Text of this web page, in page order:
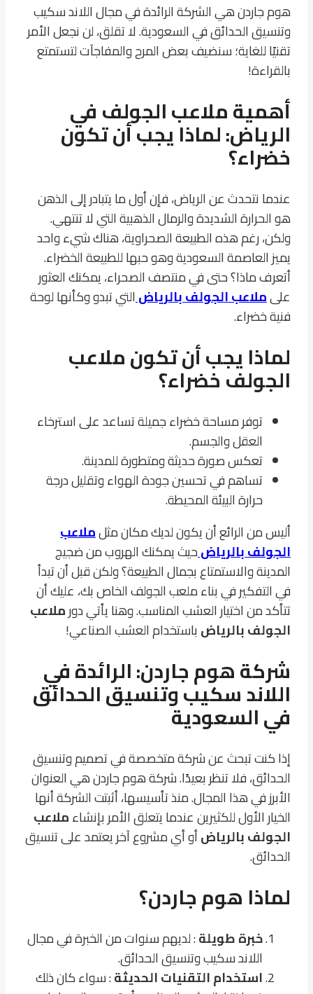
هوم جاردن هي الشركة الرائدة في مجال اللاند سكيب
وتنسيق الحدائق في السعودية. لا تقلق، لن نجعل الأمر
تقنيًا للغاية؛ سنضيف بعض المرح والمفاجآت لتستمتع
بالقراءة!
أهمية ملاعب الجولف في
الرياض: لماذا يجب أن تكون
خضراء؟
عندما نتحدث عن الرياض، فإن أول ما يتبادر إلى الذهن
هو الحرارة الشديدة والرمال الذهبية التي لا تنتهي.
ولكن، رغم هذه الطبيعة الصحراوية، هناك شيء واحد
يميز العاصمة السعودية وهو حبها للطبيعة الخضراء.
أتعرف ماذا؟ حتى في منتصف الصحراء، يمكنك العثور
علىملاعب الجولف بالرياضالتي تبدو وكأنها لوحة
فنية خضراء.
لماذا يجب أن تكون ملاعب
الجولف خضراء؟
توفر مساحة خضراء جميلة تساعد على استرخاء
العقل والجسم.
تعكس صورة حديثة ومتطورة للمدينة.
تساهم في تحسين جودة الهواء وتقليل درجة
حرارة البيئة المحيطة.
أليس من الرائع أن يكون لديك مكان مثلملاعب
الجولف بالرياضحيث يمكنك الهروب من ضجيج
المدينة والاستمتاع بجمال الطبيعة؟ ولكن قبل أن تبدأ
في التفكير في بناء ملعب الجولف الخاص بك، عليك أن
تتأكد من اختيار العشب المناسب. وهنا يأتي دورملاعب
الجولف بالرياض باستخدام العشب الصناعي!
شركة هوم جاردن: الرائدة في
اللاند سكيب وتنسيق الحدائق
في السعودية
إذا كنت تبحث عن شركة متخصصة في تصميم وتنسيق
الحدائق، فلا تنظر بعيدًا. شركة هوم جاردن هي العنوان
الأبرز في هذا المجال. منذ تأسيسها، أثبتت الشركة أنها
الخيار الأول للكثيرين عندما يتعلق الأمر بإنشاءملاعب
الجولف بالرياضأو أي مشروع آخر يعتمد على تنسيق
الحدائق.
لماذا هوم جاردن؟
خبرة طويلة: لديهم سنوات من الخبرة في مجال
اللاند سكيب وتنسيق الحدائق.
استخدام التقنيات الحديثة: سواء كان ذلك